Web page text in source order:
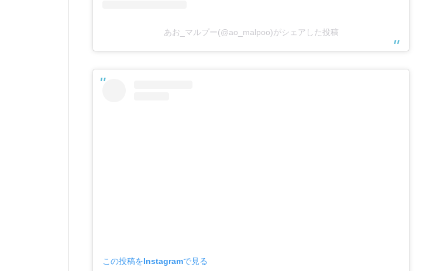
あお_マルプー(@ao_malpoo)がシェアした投稿
この投稿をInstagramで見る